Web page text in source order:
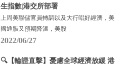
生指數|港交所部署
上周美聯儲官員轉調以及大行唱好經濟，美
國通脹又預期降溫，美股
2022/06/27
🔍【輪證直擊】憂慮全球經濟放緩 港